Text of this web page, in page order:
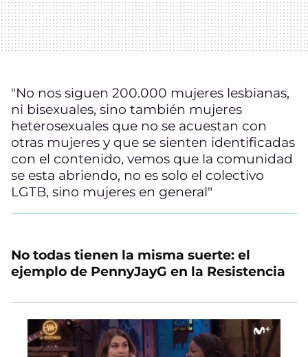
"No nos siguen 200.000 mujeres lesbianas,
ni bisexuales, sino también mujeres
heterosexuales que no se acuestan con
otras mujeres y que se sienten identificadas
con el contenido, vemos que la comunidad
se esta abriendo, no es solo el colectivo
LGTB, sino mujeres en general"
No todas tienen la misma suerte: el
ejemplo de PennyJayG en la Resistencia